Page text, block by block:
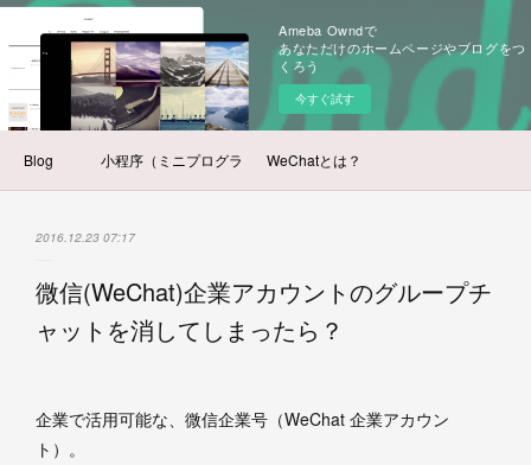
Ameba Owndで
あなただけのホームページやブログをつ
くろう
今すぐ試す
Blog 小程序（ミニプログラム）とは？WeChatとは？
2016.12.23 07:17
微信(WeChat)企業アカウントのグループチ
ャットを消してしまったら？
企業で活用可能な、微信企業号（WeChat 企業アカウン
ト）。